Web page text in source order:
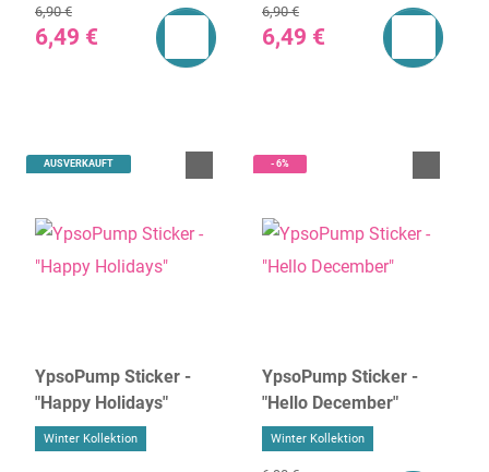
6,49 €
6,90 €
6,49 €
6,90 €
AUSVERKAUFT
YpsoPump Sticker -
"Happy Holidays"
Winter Kollektion
- 6%
YpsoPump Sticker -
"Hello December"
Winter Kollektion